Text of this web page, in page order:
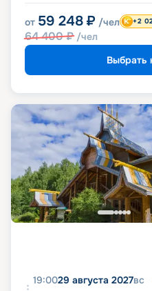
от 59 248 ₽ /чел
64 400₽ /чел
+2
Выбрать
19:0029 августа 2027вс